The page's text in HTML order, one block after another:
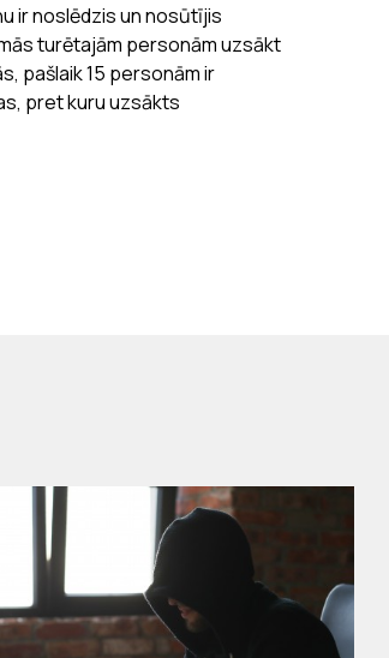
ir noslēdzis un nosūtījis
turētajām personām uzsākt
pašlaik 15 personām ir
pret kuru uzsākts